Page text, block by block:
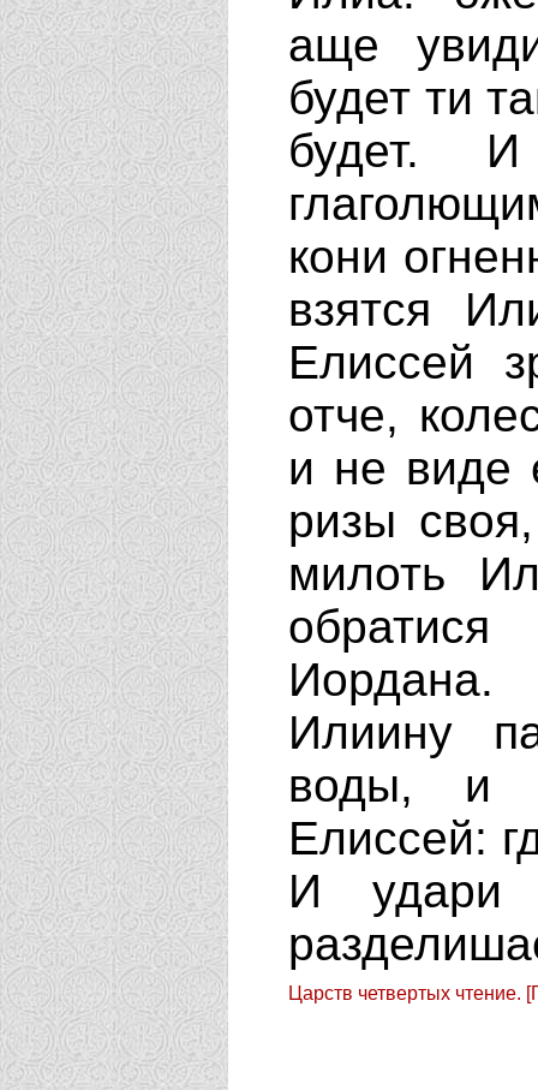
аще
будет ти
будет.
кони
взятся
Елиссей
отче,
и не виде
ризы
милоть
Илиину
воды, и
Елиссей:
И удари
Царств четвертых чтение.